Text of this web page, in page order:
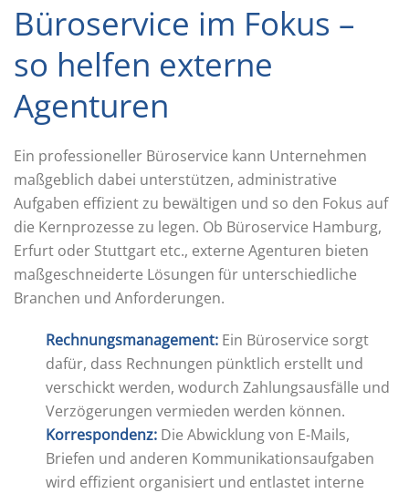
Büroservice im Fokus –
so helfen externe
Agenturen
Ein professioneller Büroservice kann Unternehmen
maßgeblich dabei unterstützen, administrative
Aufgaben effizient zu bewältigen und so den Fokus auf
die Kernprozesse zu legen. Ob Büroservice Hamburg,
Erfurt oder Stuttgart etc., externe Agenturen bieten
maßgeschneiderte Lösungen für unterschiedliche
Branchen und Anforderungen.
Rechnungsmanagement: Ein Büroservice sorgt
dafür, dass Rechnungen pünktlich erstellt und
verschickt werden, wodurch Zahlungsausfälle und
Verzögerungen vermieden werden können.
Korrespondenz: Die Abwicklung von E-Mails,
Briefen und anderen Kommunikationsaufgaben
wird effizient organisiert und entlastet interne